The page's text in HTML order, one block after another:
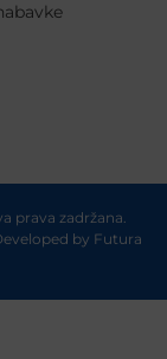
prava zadržana.
by Futura